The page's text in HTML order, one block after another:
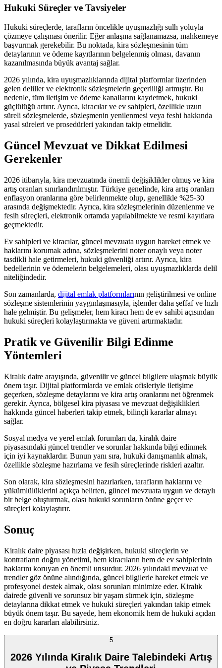
Hukuki Süreçler ve Tavsiyeler
Hukuki süreçlerde, tarafların öncelikle uyuşmazlığı sulh yoluyla
çözmeye çalışması önerilir. Eğer anlaşma sağlanamazsa, mahkemeye
başvurmak gerekebilir. Bu noktada, kira sözleşmesinin tüm
detaylarının ve ödeme kayıtlarının belgelenmiş olması, davanın
kazanılmasında büyük avantaj sağlar.
2026 yılında, kira uyuşmazlıklarında dijital platformlar üzerinden
gelen deliller ve elektronik sözleşmelerin geçerliliği artmıştır. Bu
nedenle, tüm iletişim ve ödeme kanallarını kaydetmek, hukuki
güçlülüğü artırır. Ayrıca, kiracılar ve ev sahipleri, özellikle uzun
süreli sözleşmelerde, sözleşmenin yenilenmesi veya feshi hakkında
yasal süreleri ve prosedürleri yakından takip etmelidir.
Güncel Mevzuat ve Dikkat Edilmesi
Gerekenler
2026 itibarıyla, kira mevzuatında önemli değişiklikler olmuş ve kira
artış oranları sınırlandırılmıştır. Türkiye genelinde, kira artış oranları
enflasyon oranlarına göre belirlenmekte olup, genellikle %25-30
arasında değişmektedir. Ayrıca, kira sözleşmelerinin düzenlenme ve
fesih süreçleri, elektronik ortamda yapılabilmekte ve resmi kayıtlara
geçmektedir.
Ev sahipleri ve kiracılar, güncel mevzuata uygun hareket etmek ve
haklarını korumak adına, sözleşmelerini noter onaylı veya noter
tasdikli hale getirmeleri, hukuki güvenliği artırır. Ayrıca, kira
bedellerinin ve ödemelerin belgelemeleri, olası uyuşmazlıklarda delil
niteliğindedir.
Son zamanlarda, dijital emlak platformlarının geliştirilmesi ve online
sözleşme sistemlerinin yaygınlaşmasıyla, işlemler daha şeffaf ve hızlı
hale gelmiştir. Bu gelişmeler, hem kiracı hem de ev sahibi açısından
hukuki süreçleri kolaylaştırmakta ve güveni artırmaktadır.
Pratik ve Güvenilir Bilgi Edinme
Yöntemleri
Kiralık daire arayışında, güvenilir ve güncel bilgilere ulaşmak büyük
önem taşır. Dijital platformlarda ve emlak ofisleriyle iletişime
geçerken, sözleşme detaylarını ve kira artış oranlarını net öğrenmek
gerekir. Ayrıca, bölgesel kira piyasası ve mevzuat değişiklikleri
hakkında güncel haberleri takip etmek, bilinçli kararlar almayı
sağlar.
Sosyal medya ve yerel emlak forumları da, kiralık daire
piyasasındaki güncel trendler ve sorunlar hakkında bilgi edinmek
için iyi kaynaklardır. Bunun yanı sıra, hukuki danışmanlık almak,
özellikle sözleşme hazırlama ve fesih süreçlerinde riskleri azaltır.
Son olarak, kira sözleşmesini hazırlarken, tarafların haklarını ve
yükümlülüklerini açıkça belirten, güncel mevzuata uygun ve detaylı
bir belge oluşturmak, olası hukuki sorunların önüne geçer ve
süreçleri kolaylaştırır.
Sonuç
Kiralık daire piyasası hızla değişirken, hukuki süreçlerin ve
kontratların doğru yönetimi, hem kiracıların hem de ev sahiplerinin
haklarını koruyan en önemli unsurdur. 2026 yılındaki mevzuat ve
trendler göz önüne alındığında, güncel bilgilerle hareket etmek ve
profesyonel destek almak, olası sorunları minimize eder. Kiralık
dairede güvenli ve sorunsuz bir yaşam sürmek için, sözleşme
detaylarına dikkat etmek ve hukuki süreçleri yakından takip etmek
büyük önem taşır. Bu sayede, hem ekonomik hem de hukuki açıdan
en doğru kararları alabilirsiniz.
5
2026 Yılında Kiralık Daire Talebindeki Artış